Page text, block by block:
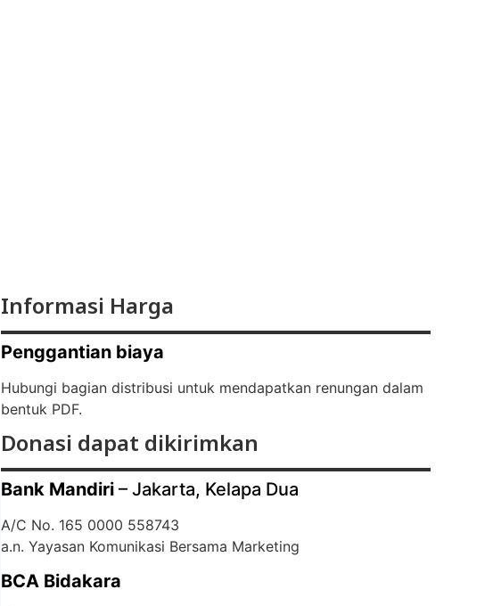
Informasi Harga
Penggantian biaya
Hubungi bagian distribusi untuk mendapatkan renungan dalam
bentuk PDF.
Donasi dapat dikirimkan
Bank Mandiri – Jakarta, Kelapa Dua
A/C No. 165 0000 558743
a.n. Yayasan Komunikasi Bersama Marketing
BCA Bidakara